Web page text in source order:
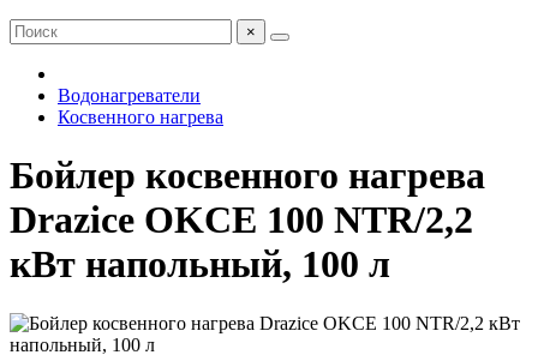
×
Водонагреватели
Косвенного нагрева
Бойлер косвенного нагрева
Drazice OKCE 100 NTR/2,2
кВт напольный, 100 л